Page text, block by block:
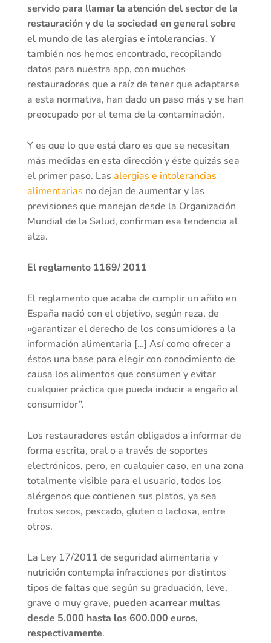
servido para llamar la atención del sector de la
restauración y de la sociedad en general sobre
el mundo de las alergias e intolerancias. Y
también nos hemos encontrado, recopilando
datos para nuestra app, con muchos
restauradores que a raíz de tener que adaptarse
a esta normativa, han dado un paso más y se han
preocupado por el tema de la contaminación.
Y es que lo que está claro es que se necesitan
más medidas en esta dirección y éste quizás sea
el primer paso. Las alergias e intolerancias
alimentarias no dejan de aumentar y las
previsiones que manejan desde la Organización
Mundial de la Salud, confirman esa tendencia al
alza.
El reglamento 1169/ 2011
El reglamento que acaba de cumplir un añito en
España nació con el objetivo, según reza, de
«garantizar el derecho de los consumidores a la
información alimentaria […] Así como ofrecer a
éstos una base para elegir con conocimiento de
causa los alimentos que consumen y evitar
cualquier práctica que pueda inducir a engaño al
consumidor”.
Los restauradores están obligados a informar de
forma escrita, oral o a través de soportes
electrónicos, pero, en cualquier caso, en una zona
totalmente visible para el usuario, todos los
alérgenos que contienen sus platos, ya sea
frutos secos, pescado, gluten o lactosa, entre
otros.
La Ley 17/2011 de seguridad alimentaria y
nutrición contempla infracciones por distintos
tipos de faltas que según su graduación, leve,
grave o muy grave, pueden acarrear multas
desde 5.000 hasta los 600.000 euros,
respectivamente.